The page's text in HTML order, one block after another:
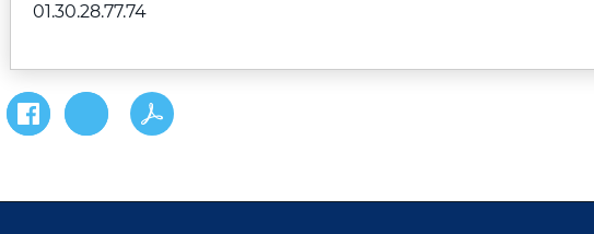
01.30.28.77.74